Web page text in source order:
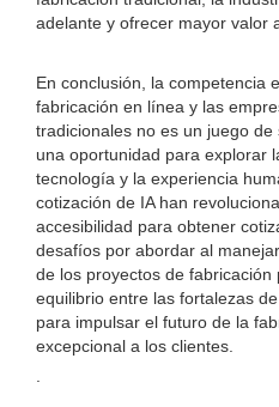
adelante y ofrecer mayor valor
En conclusión, la competencia
fabricación en línea y las
tradicionales no es un juego
una oportunidad para explorar
tecnología y la experiencia
cotización de IA han
accesibilidad para obtener
desafíos por abordar al
de los proyectos de
equilibrio entre las fortalezas
para impulsar el futuro de la
excepcional a los clientes.